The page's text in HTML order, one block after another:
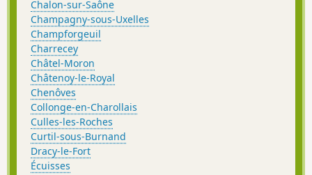
Chalon-sur-Saône
Champagny-sous-Uxelles
Champforgeuil
Charrecey
Châtel-Moron
Châtenoy-le-Royal
Chenôves
Collonge-en-Charollais
Culles-les-Roches
Curtil-sous-Burnand
Dracy-le-Fort
Écuisses